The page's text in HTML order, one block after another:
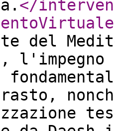
</
del